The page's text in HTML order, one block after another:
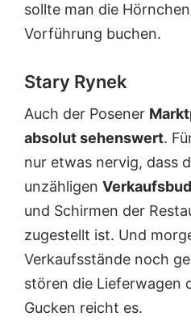
sollte man die
Vorführung buchen.
Stary Rynek
Auch der Posener
absolut sehenswert.
nur etwas nervig, dass
unzähligen
und Schirmen der
zugestellt ist. Und
Verkaufsstände noch
stören die Lieferwagen
Gucken reicht es.